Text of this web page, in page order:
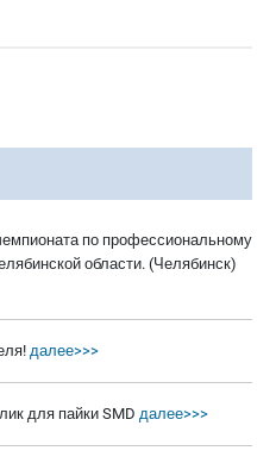
по профессиональному
области. (Челябинск)
далее>>>
для пайки SMD далее>>>